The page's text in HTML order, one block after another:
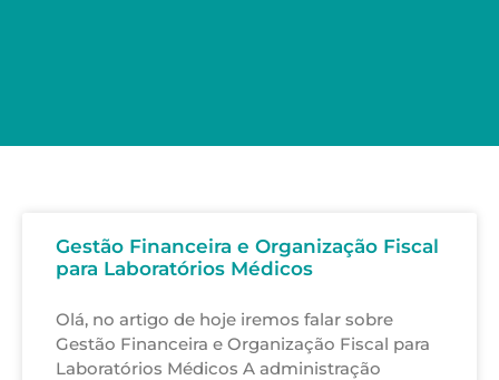
Gestão Financeira e Organização Fiscal
para Laboratórios Médicos
Olá, no artigo de hoje iremos falar sobre
Gestão Financeira e Organização Fiscal para
Laboratórios Médicos A administração